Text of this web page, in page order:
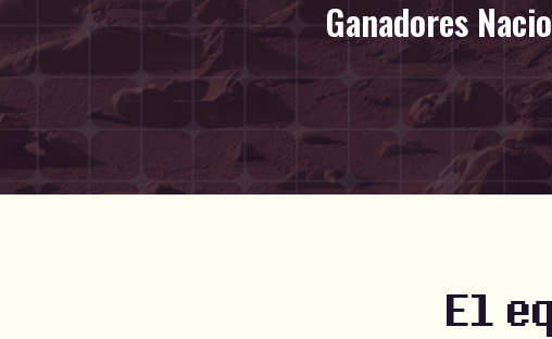
Ganadores
El